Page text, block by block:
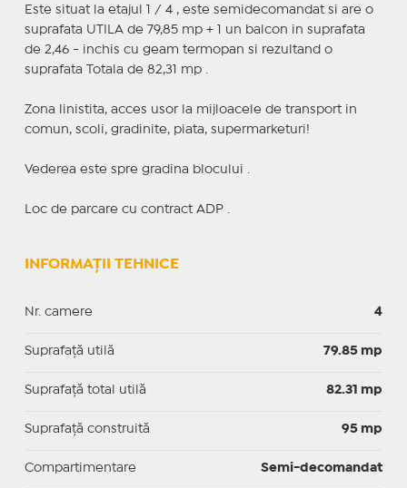
Este situat la etajul 1 / 4 , este semidecomandat si are o
suprafata UTILA de 79,85 mp + 1 un balcon in suprafata
de 2,46 - inchis cu geam termopan si rezultand o
suprafata Totala de 82,31 mp .
Zona linistita, acces usor la mijloacele de transport in
comun, scoli, gradinite, piata, supermarketuri!
Vederea este spre gradina blocului .
Loc de parcare cu contract ADP .
INFORMAȚII TEHNICE
Nr. camere 4
Suprafaţă utilă 79.85 mp
Suprafaţă total utilă 82.31 mp
Suprafaţă construită 95 mp
Compartimentare Semi-decomandat